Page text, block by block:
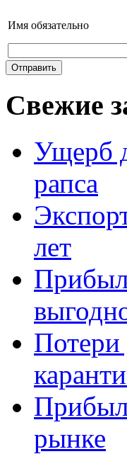
Имя обязательно
Свежие
Ущерб
рапса
лет
Потери
рынке